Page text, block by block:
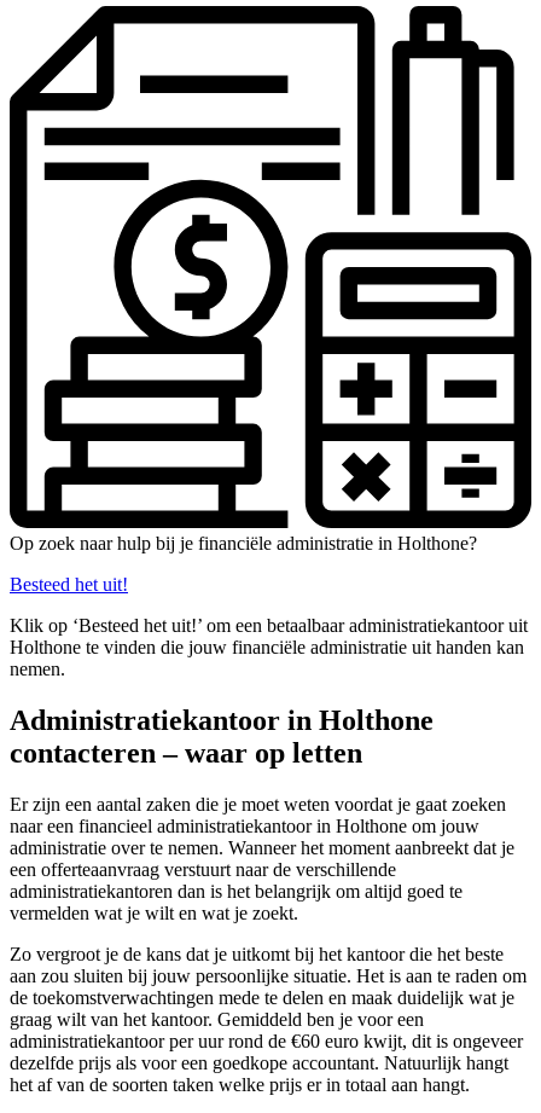
Op zoek naar hulp bij je financiële administratie in Holthone?
Besteed het uit!
Klik op ‘Besteed het uit!’ om een betaalbaar administratiekantoor uit
Holthone te vinden die jouw financiële administratie uit handen kan
nemen.
Administratiekantoor in Holthone
contacteren – waar op letten
Er zijn een aantal zaken die je moet weten voordat je gaat zoeken
naar een financieel administratiekantoor in Holthone om jouw
administratie over te nemen. Wanneer het moment aanbreekt dat je
een offerteaanvraag verstuurt naar de verschillende
administratiekantoren dan is het belangrijk om altijd goed te
vermelden wat je wilt en wat je zoekt.
Zo vergroot je de kans dat je uitkomt bij het kantoor die het beste
aan zou sluiten bij jouw persoonlijke situatie. Het is aan te raden om
de toekomstverwachtingen mede te delen en maak duidelijk wat je
graag wilt van het kantoor. Gemiddeld ben je voor een
administratiekantoor per uur rond de €60 euro kwijt, dit is ongeveer
dezelfde prijs als voor een goedkope accountant. Natuurlijk hangt
het af van de soorten taken welke prijs er in totaal aan hangt.